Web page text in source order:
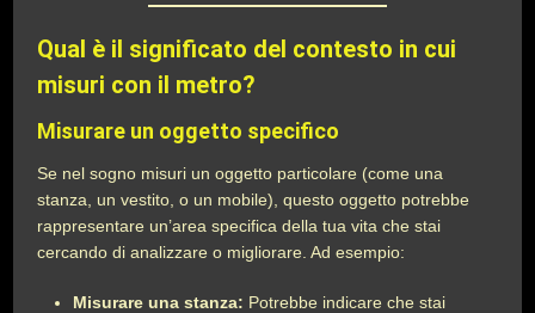
Qual è il significato del contesto in cui
misuri con il metro?
Misurare un oggetto specifico
Se nel sogno misuri un oggetto particolare (come una
stanza, un vestito, o un mobile), questo oggetto potrebbe
rappresentare un’area specifica della tua vita che stai
cercando di analizzare o migliorare. Ad esempio:
Misurare una stanza: Potrebbe indicare che stai